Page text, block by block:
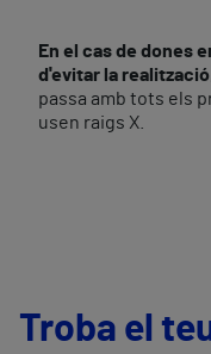
En el cas de dones
d'evitar la realització
passa amb tots els
usen raigs X.
Troba el